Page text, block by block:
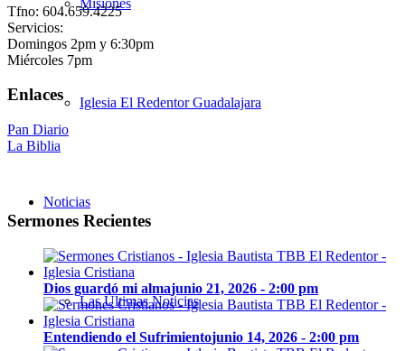
Misiones
Iglesia El Redentor Guadalajara
Noticias
Las Últimas Noticias
Tfno: 604.659.4225
Servicios:
Domingos 2pm y 6:30pm
Miércoles 7pm
Enlaces
Pan Diario
La Biblia
Sermones Recientes
Dios guardó mi almajunio 21, 2026 - 2:00 pm
Entendiendo el Sufrimientojunio 14, 2026 - 2:00 pm